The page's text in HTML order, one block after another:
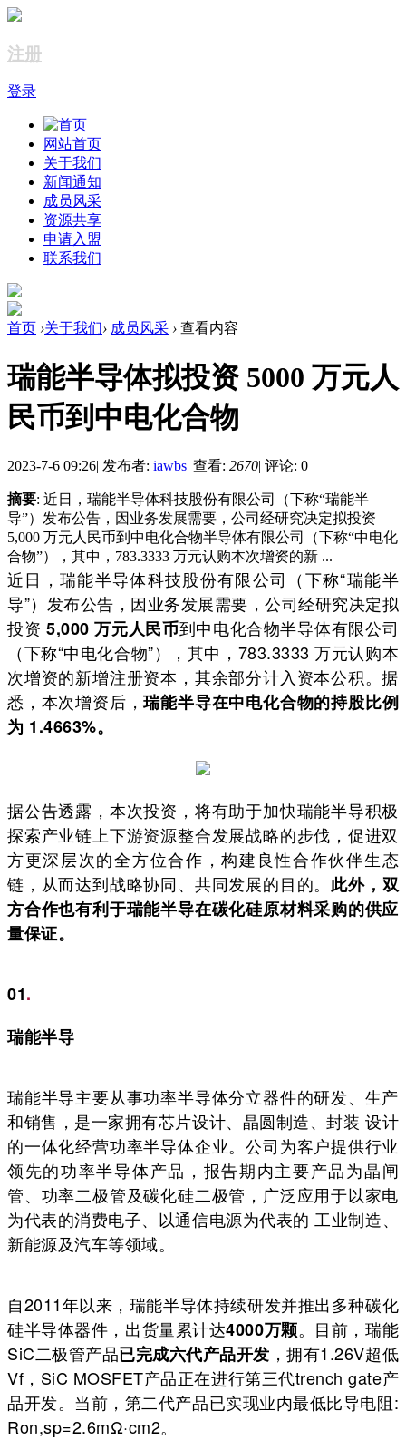
注册
登录
网站首页
关于我们
新闻通知
成员风采
资源共享
申请入盟
联系我们
首页 ›关于我们› 成员风采 › 查看内容
瑞能半导体拟投资 5000 万元人
民币到中电化合物
2023-7-6 09:26| 发布者: iawbs| 查看: 2670| 评论: 0
摘要: 近日，瑞能半导体科技股份有限公司（下称“瑞能半
导”）发布公告，因业务发展需要，公司经研究决定拟投资
5,000 万元人民币到中电化合物半导体有限公司（下称“中电化
合物”），其中，783.3333 万元认购本次增资的新 ...
近日，瑞能半导体科技股份有限公司（下称“瑞能半
导”）发布公告，因业务发展需要，公司经研究决定拟
投资 5,000 万元人民币到中电化合物半导体有限公司
（下称“中电化合物”），其中，783.3333 万元认购本
次增资的新增注册资本，其余部分计入资本公积。据
悉，本次增资后，瑞能半导在中电化合物的持股比例
为 1.4663%。
据公告透露，本次投资，将有助于加快瑞能半导积极
探索产业链上下游资源整合发展战略的步伐，促进双
方更深层次的全方位合作，构建良性合作伙伴生态
链，从而达到战略协同、共同发展的目的。此外，双
方合作也有利于瑞能半导在碳化硅原材料采购的供应
量保证。
01.
瑞能半导
瑞能半导主要从事功率半导体分立器件的研发、生产
和销售，是一家拥有芯片设计、晶圆制造、封装 设计
的一体化经营功率半导体企业。公司为客户提供行业
领先的功率半导体产品，报告期内主要产品为晶闸
管、功率二极管及碳化硅二极管，广泛应用于以家电
为代表的消费电子、以通信电源为代表的 工业制造、
新能源及汽车等领域。
自2011年以来，瑞能半导体持续研发并推出多种碳化
硅半导体器件，出货量累计达4000万颗。目前，瑞能
SiC二极管产品已完成六代产品开发 ，拥有1.26V超低
Vf，SiC MOSFET产品正在进行第三代trench gate产
品开发。当前，第二代产品已实现业内最低比导电阻:
Ron,sp=2.6mΩ·cm2。